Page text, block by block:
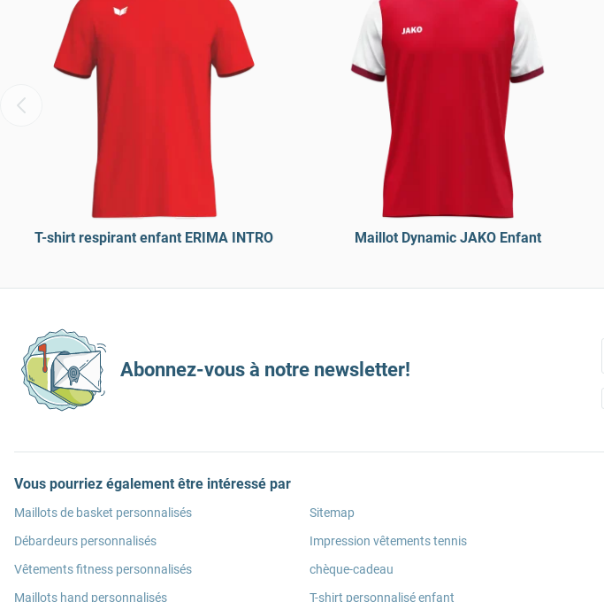
T-shirt respirant enfant ERIMA INTRO Maillot Dynamic JAKO Enfant
Abonnez-vous à notre newsletter!
Vous pourriez également être intéressé par
Maillots de basket personnalisés
Débardeurs personnalisés
Vêtements fitness personnalisés
Maillots hand personnalisés
Sitemap
Impression vêtements tennis
chèque-cadeau
T-shirt personnalisé enfant